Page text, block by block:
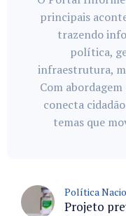
principais
trazendo
política,
infraestrutura,
Com
conecta
temas que
Política